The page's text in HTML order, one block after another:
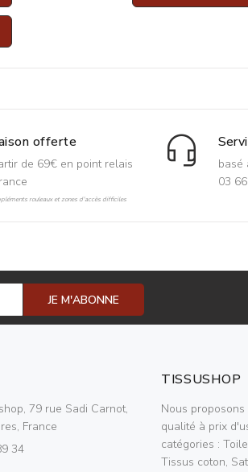
offerte
de 69€ en point relais
rouleaux et zones d'accès difficiles
basé
03
JE M'ABONNE
79 rue Sadi Carnot,
France
34
TISSUSHOP
Nous
qualité à prix
catégories :
Tissus coton,